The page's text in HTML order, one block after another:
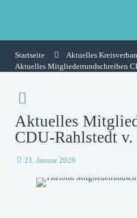
Startseite
Aktuelles
Aktuelles Mitgliederrundschreiben
Aktuelles
CDU-Rahlstedt
21. Januar 2020